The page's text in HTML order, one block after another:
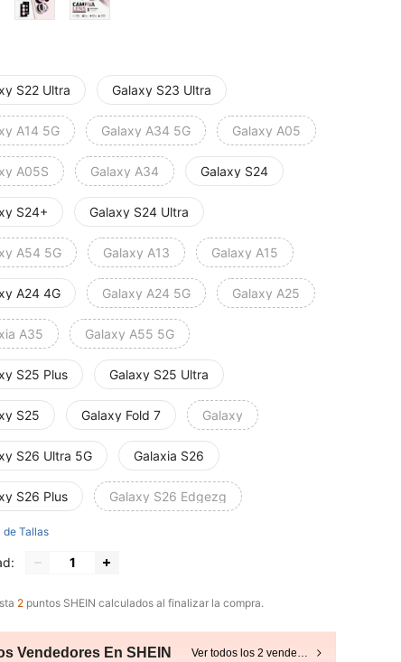
S22 Ultra Galaxy S23 Ultra
A14 5G Galaxy A34 5G Galaxy A05
A05S Galaxy A34 Galaxy S24
S24+ Galaxy S24 Ultra
A54 5G Galaxy A13 Galaxy A15
A24 4G Galaxy A24 5G Galaxy A25
A35 Galaxy A55 5G
S25 Plus Galaxy S25 Ultra
S25 Galaxy Fold 7 Galaxy
S26 Ultra 5G Galaxia S26
S26 Plus Galaxy S26 Edgezg
de Tallas
2 puntos SHEIN calculados al finalizar la compra.
Vendedores En SHEIN Ver todos los 2 vendedores